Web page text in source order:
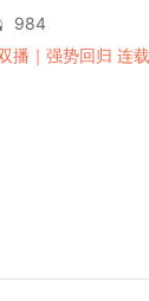
984
播｜强势回归 连